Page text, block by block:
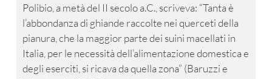
Polibio, a metà del II secolo a.C., scriveva: “Tanta è
l’abbondanza di ghiande raccolte nei querceti della
pianura, che la maggior parte dei suini macellati in
Italia, per le necessità dell’alimentazione domestica e
degli eserciti, si ricava da quella zona” (Baruzzi e